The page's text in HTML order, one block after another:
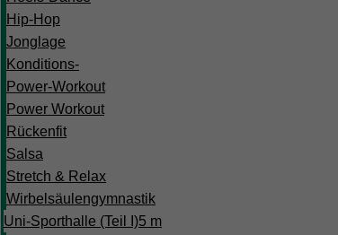
Hip-Hop
Jonglage
Konditions-
Power-Workout
Power Workout
Rückenfit
Salsa
Stretch & Relax
Wirbelsäulengymnastik
Uni-Sporthalle (Teil I)5 m